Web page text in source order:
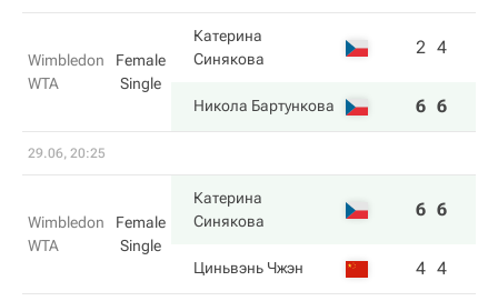
Wimbledon
WTA
Female
Single
Катерина
Синякова
2 4
Никола Бартункова 6 6
29.06, 20:25
Wimbledon
WTA
Female
Single
Катерина
Синякова
6 6
Циньвэнь Чжэн 4 4